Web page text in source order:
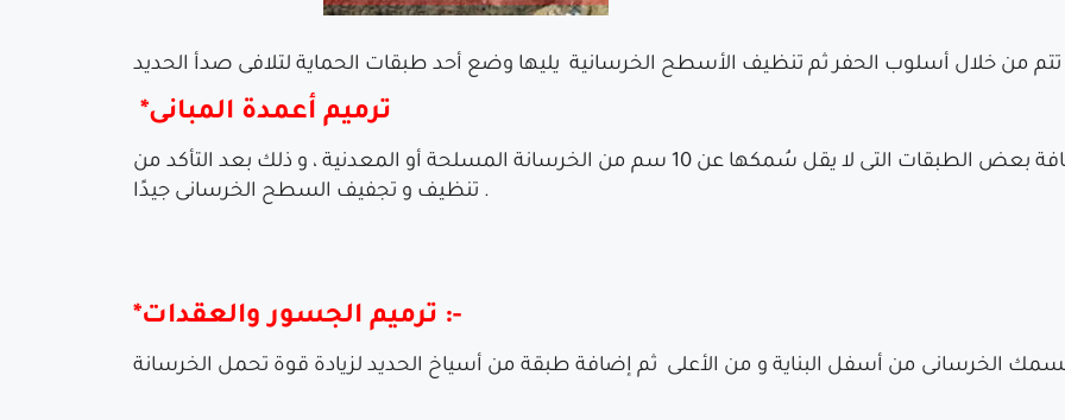
*ترميم أعمدة المبانى
يتم ترميم الأعمدة المتهالكة بواسطة إضافة بعض الطبقات التى لا يقل سُمكها عن 10 سم من الخرسانة المسلحة أو المعدنية ، و ذلك بعد التأكد من
تنظيف و تجفيف السطح الخرسانى جيدًا .
*ترميم الجسور والعقدات :-